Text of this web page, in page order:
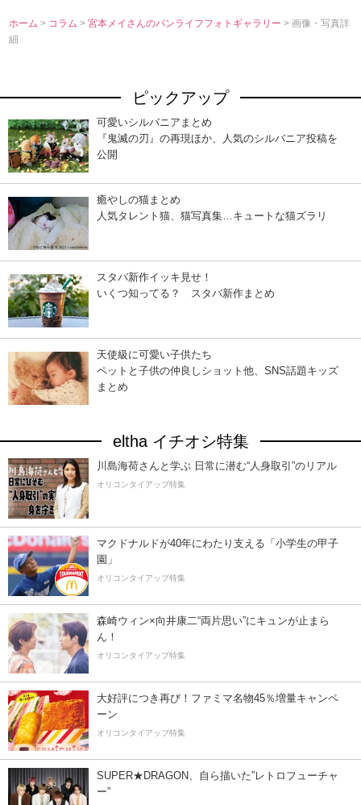
ホーム > コラム>宮本メイさんのバンライフフォトギャラリー> 画像・写真詳
細
ピックアップ
可愛いシルバニアまとめ
『鬼滅の刃』の再現ほか、人気のシルバニア投稿を
公開
癒やしの猫まとめ
人気タレント猫、猫写真集…キュートな猫ズラリ
スタバ新作イッキ見せ！
いくつ知ってる？ スタバ新作まとめ
天使級に可愛い子供たち
ペットと子供の仲良しショット他、SNS話題キッズ
まとめ
eltha イチオシ特集
川島海荷さんと学ぶ 日常に潜む“人身取引”のリアル
オリコンタイアップ特集
マクドナルドが40年にわたり支える「小学生の甲子
園」
オリコンタイアップ特集
森崎ウィン×向井康二“両片思い”にキュンが止まら
ん！
オリコンタイアップ特集
大好評につき再び！ファミマ名物45％増量キャンペ
ーン
オリコンタイアップ特集
SUPER★DRAGON、自ら描いた”レトロフューチャ
ー”